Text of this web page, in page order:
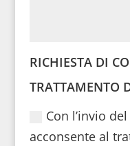
RICHIESTA DI
TRATTAMENTO
Con l’invio
acconsente al